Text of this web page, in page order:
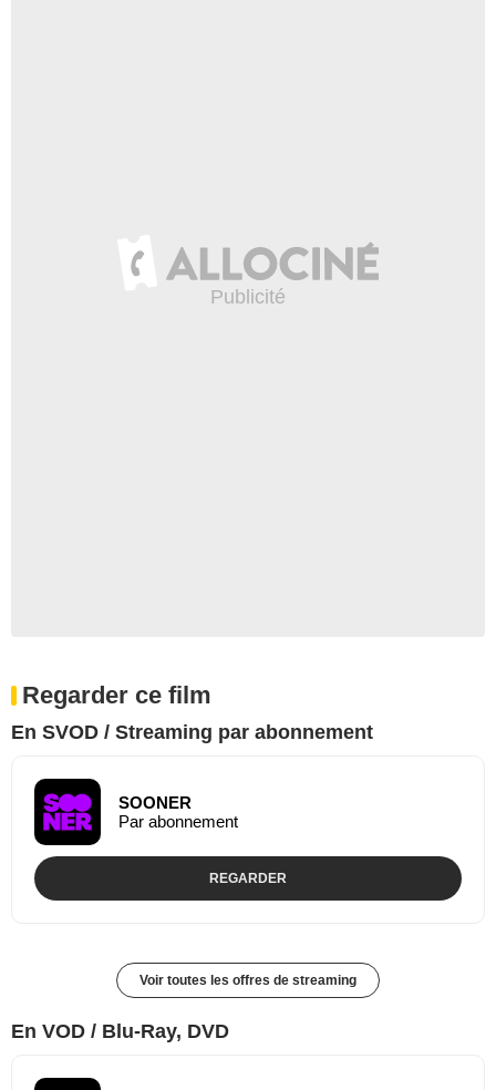
Regarder ce film
En SVOD / Streaming par abonnement
SOONER
Par abonnement
REGARDER
Voir toutes les offres de streaming
En VOD / Blu-Ray, DVD